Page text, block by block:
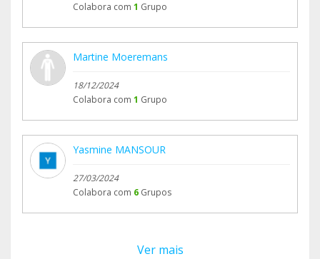
Colabora com 1 Grupo
Martine Moeremans
18/12/2024
Colabora com 1 Grupo
Yasmine MANSOUR
27/03/2024
Colabora com 6 Grupos
Ver mais